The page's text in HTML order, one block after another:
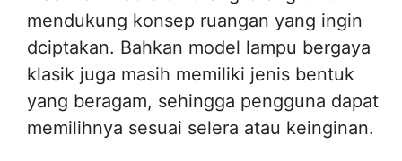
mendukung konsep ruangan yang ingin
dciptakan. Bahkan model lampu bergaya
klasik juga masih memiliki jenis bentuk
yang beragam, sehingga pengguna dapat
memilihnya sesuai selera atau keinginan.